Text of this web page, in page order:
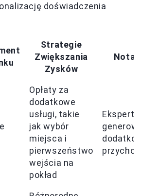
doświadczenia
Strategie
Zwiększania
Zysków
Opłaty za
dodatkowe
usługi, takie
jak wybór
miejsca i
pierwszeństwo
wejścia na
pokład
Ekspert